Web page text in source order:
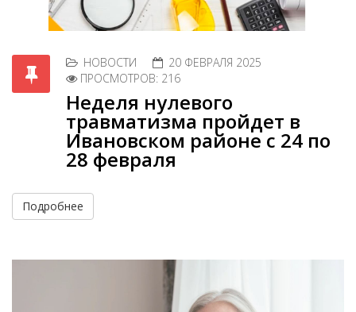
НОВОСТИ
20 ФЕВРАЛЯ 2025
ПРОСМОТРОВ: 216
Неделя нулевого
травматизма пройдет в
Ивановском районе с 24 по
28 февраля
Подробнее